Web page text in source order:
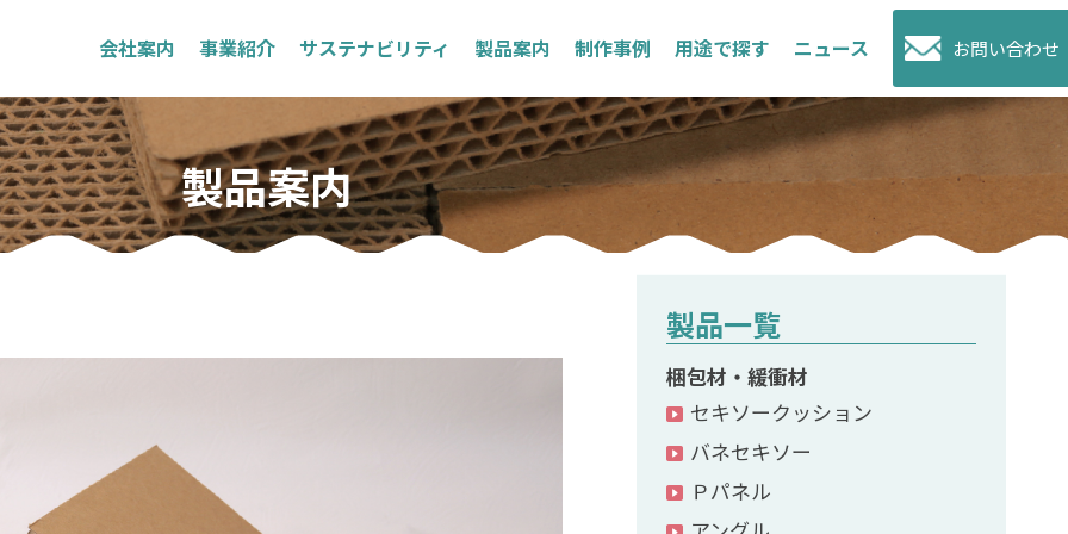
会社案内 事業紹介 サステナビリティ 製品案内 制作事例 用途で探す ニュース お問い合わせ
製品案内
製品一覧
梱包材・緩衝材
セキソークッション
バネセキソー
Ｐパネル